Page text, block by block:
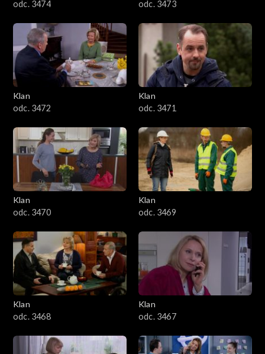
odc. 3474 odc. 3473
Klan
odc. 3472
Klan
odc. 3471
Klan
odc. 3470
Klan
odc. 3469
Klan
odc. 3468
Klan
odc. 3467